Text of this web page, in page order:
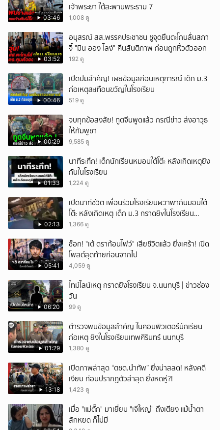
03:46
เจ้าพระยา ใต้สะพานพระราม 7
1,008 ดู
03:52
อนุสรณ์ สส.พรรคประชาชน ชูจุดยืนตะโกนลั่นสภา
จี้ "มิน ออง ไลง์" คืนสันติภาพ ก่อนถูกหิ้วตัวออก
192 ดู
00:46
เปิดปมสำคัญ! เผยข้อมูลก่อนเหตุการณ์ เด็ก ม.3
ก่อเหตุสะเทือนขวัญในโรงเรียน
519 ดู
00:29
จบทุกข้อสงสัย! ทูตจีนพูดแล้ว กรณีข่าว ส่งอาวุธ
ให้กัมพูชา
9,585 ดู
01:33
นาทีระทึก! เด็กนักเรียนหมอบใต้โต๊ะ หลังเกิดเหตุยิง
กันในโรงเรียน
1,224 ดู
02:13
เปิดนาทีชีวิต เพื่อนร่วมโรงเรียนผวาพากันมอบใต้
โต๊ะ หลังเกิดเหตุ เด็ก ม.3 กราดยิvในโรงเรียน
เทพศิรินทร์นนท์ แบบไม่เลือกหน้า เสียงปืนดังสนั่น
1,366 ดู
05:41
ช็อก! "เต้ ดราก้อนไฟว์" เสียชีวิตแล้ว ยิ่งเศร้า! เปิด
โพสต์สุดท้ายก่อนจากไป
4,059 ดู
06:20
ไทม์ไลน์เหตุ กราดยิงโรงเรียน จ.นนทบุรี | ข่าวช่อง
วัน
99 ดู
01:29
ตำรวจพบข้อมูลสำคัญ ในคอมพิวเตอร์นักเรียน
ก่อเหตุ ยิงในโรงเรียนเทพศิรินทร์ นนทบุรี
1,380 ดู
13:18
เปิดภาพล่าสุด “ตชด.นำทัพ” ยิ่งน่าสลด! หลังคดี
เงียบ ก่อนปรากฎตัวล่าสุด ยิ่งหดหู่?!
1,423 ดู
เมื่อ "แม่ตั๊ก" มาเยี่ยม "เจ๊ใหญ่" ถึงเตียง แม้น้ำตา
สักหยด ก็ไม่มี